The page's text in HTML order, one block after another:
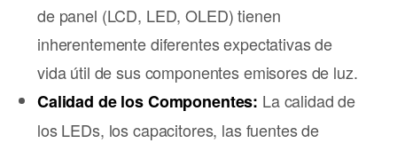
de panel (LCD, LED, OLED) tienen
inherentemente diferentes expectativas de
vida útil de sus componentes emisores de luz.
Calidad de los Componentes: La calidad de
los LEDs, los capacitores, las fuentes de